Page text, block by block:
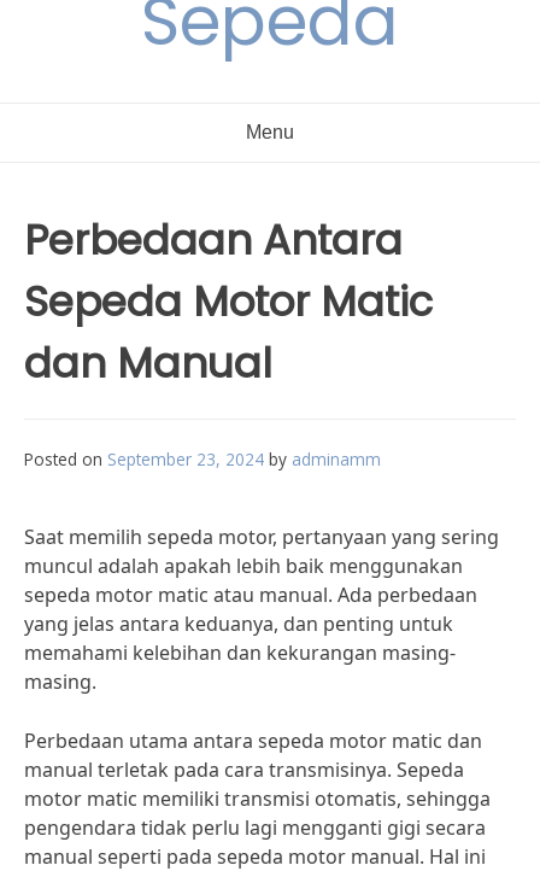
Sepeda
Menu
Perbedaan Antara
Sepeda Motor Matic
dan Manual
Posted on September 23, 2024 by adminamm
Saat memilih sepeda motor, pertanyaan yang sering
muncul adalah apakah lebih baik menggunakan
sepeda motor matic atau manual. Ada perbedaan
yang jelas antara keduanya, dan penting untuk
memahami kelebihan dan kekurangan masing-
masing.
Perbedaan utama antara sepeda motor matic dan
manual terletak pada cara transmisinya. Sepeda
motor matic memiliki transmisi otomatis, sehingga
pengendara tidak perlu lagi mengganti gigi secara
manual seperti pada sepeda motor manual. Hal ini